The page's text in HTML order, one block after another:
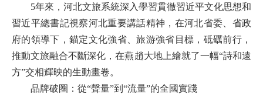
5年來，河北文旅系統深入學習貫徹習近平文化思想和
習近平總書記視察河北重要講話精神，在河北省委、省政
府的領導下，錨定文化強省、旅游強省目標，砥礪前行，
推動文旅融合不斷深化，在燕趙大地上繪就了一幅“詩和遠
方”交相輝映的生動畫卷。
品牌破圈：從“聲量”到“流量”的全國實踐